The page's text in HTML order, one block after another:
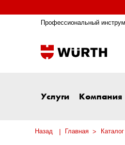
Профессиональный
Услуги Компания
Назад Главная